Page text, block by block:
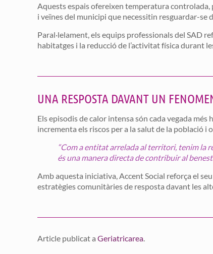
Aquests espais ofereixen temperatura controlada,
i veïnes del municipi que necessitin resguardar-se
Paral·lelament, els equips professionals del SAD
habitatges i la reducció de l’activitat física durant
UNA RESPOSTA DAVANT UN
Els episodis de calor intensa són cada vegada
incrementa els riscos per a la salut de la població i
“Com a entitat arrelada al territori, tenim la
és una manera directa de contribuir al
Amb aquesta iniciativa, Accent Social reforça el
estratègies comunitàries de resposta davant les
Article publicat aGeriatricarea.